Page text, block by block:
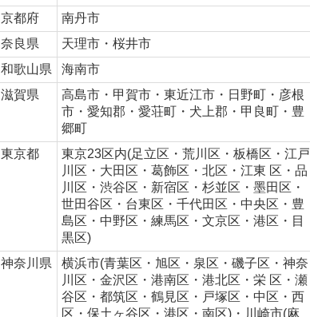
京都府
南丹市
奈良県
天理市・桜井市
和歌山県
海南市
滋賀県
高島市・甲賀市・東近江市・日野町・彦根
市・愛知郡・愛荘町・犬上郡・甲良町・豊
郷町
東京都
東京23区内(足立区・荒川区・板橋区・江戸
川区・大田区・葛飾区・北区・江東 区・品
川区・渋谷区・新宿区・杉並区・墨田区・
世田谷区・台東区・千代田区・中央区・豊
島区・中野区・練馬区・文京区・港区・目
黒区)
神奈川県
横浜市(青葉区・旭区・泉区・磯子区・神奈
川区・金沢区・港南区・港北区・栄 区・瀬
谷区・都筑区・鶴見区・戸塚区・中区・西
区・保土ヶ谷区・港区・南区)・川崎市(麻